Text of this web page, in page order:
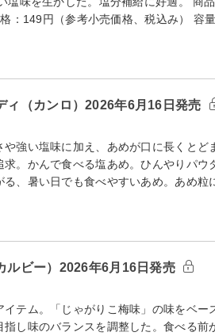
：149円（参考小売価格、税込み） 容
ィ（カンロ）2026年6月16日発売
強い塩味に加え、あめが口に長くとど
。かんで食べる塩あめ。ひんやりパウ
、暑い日でも食べやすいあめ。あめ粒
ルビー）2026年6月16日発売
テム。「じゃがりこ梅味」の味をベー
し味のバランスを調整した。食べる前